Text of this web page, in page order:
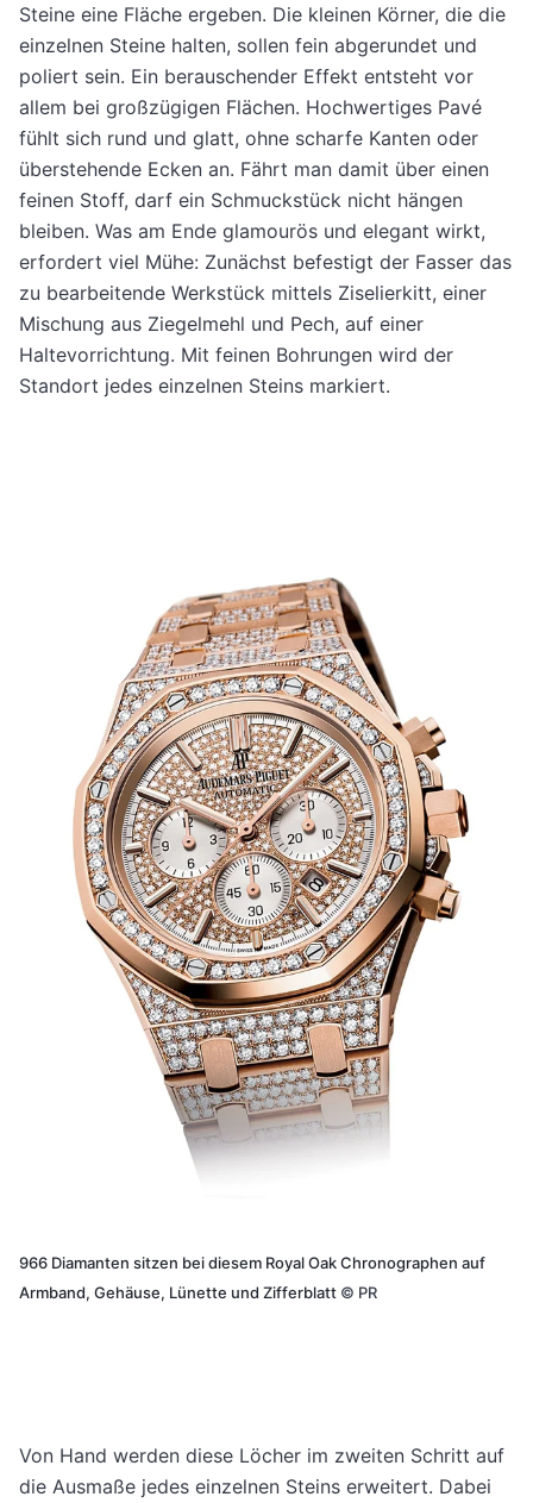
Steine eine Fläche ergeben. Die kleinen Körner, die die
einzelnen Steine halten, sollen fein abgerundet und
poliert sein. Ein berauschender Effekt entsteht vor
allem bei großzügigen Flächen. Hochwertiges Pavé
fühlt sich rund und glatt, ohne scharfe Kanten oder
überstehende Ecken an. Fährt man damit über einen
feinen Stoff, darf ein Schmuckstück nicht hängen
bleiben. Was am Ende glamourös und elegant wirkt,
erfordert viel Mühe: Zunächst befestigt der Fasser das
zu bearbeitende Werkstück mittels Ziselierkitt, einer
Mischung aus Ziegelmehl und Pech, auf einer
Haltevorrichtung. Mit feinen Bohrungen wird der
Standort jedes einzelnen Steins markiert.
966 Diamanten sitzen bei diesem Royal Oak Chronographen auf
Armband, Gehäuse, Lünette und Zifferblatt © PR
Von Hand werden diese Löcher im zweiten Schritt auf
die Ausmaße jedes einzelnen Steins erweitert. Dabei